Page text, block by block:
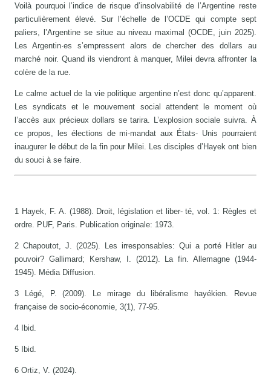
Voilà pourquoi l’indice de risque d’insolvabilité de l’Argentine reste
particulièrement élevé. Sur l’échelle de l’OCDE qui compte sept
paliers, l’Argentine se situe au niveau maximal (OCDE, juin 2025).
Les Argentin·es s’empressent alors de chercher des dollars au
marché noir. Quand ils viendront à manquer, Milei devra affronter la
colère de la rue.
Le calme actuel de la vie politique argentine n’est donc qu’apparent.
Les syndicats et le mouvement social attendent le moment où
l’accès aux précieux dollars se tarira. L’explosion sociale suivra. À
ce propos, les élections de mi-mandat aux États- Unis pourraient
inaugurer le début de la fin pour Milei. Les disciples d’Hayek ont bien
du souci à se faire.
1 Hayek, F. A. (1988). Droit, législation et liber- té, vol. 1: Règles et
ordre. PUF, Paris. Publication originale: 1973.
2 Chapoutot, J. (2025). Les irresponsables: Qui a porté Hitler au
pouvoir? Gallimard; Kershaw, I. (2012). La fin. Allemagne (1944-
1945). Média Diffusion.
3 Légé, P. (2009). Le mirage du libéralisme hayékien. Revue
française de socio-économie, 3(1), 77-95.
4 Ibid.
5 Ibid.
6 Ortiz, V. (2024).